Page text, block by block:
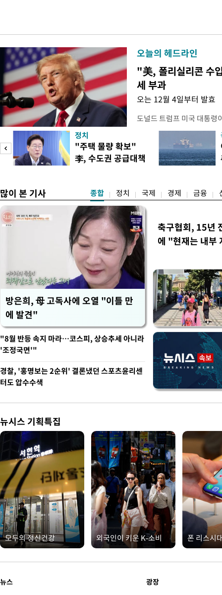
오늘의 헤드라인
"美, 폴리실리콘 수
세 부과
오는 12월 4일부터 발효
도널드 트럼프 미국 대통령
콘 산업과 공급망을 보호
대통령은 6일(현지 시간)
품 수입에 최저 수입가격제
15%의 종가 관세를 부과
러
정치
"주택 물량 확보"
李, 수도권 공급대책
많이 본 기사 종합 정치 국제 경제 금융
방은희, 母 고독사에 오열 "이틀 만
에 발견"
축구협회, 15년
에 "현재는 내부
"8월 반등 속지 마라…코스피, 상승추세 아니라
'조정국면'"
경찰, '홍명보는 2순위' 결론냈던 스포츠윤리센
터도 압수수색
뉴시스 기획특집
모두의 정신건강 외국인이 키운 K-소비 폰 리스시
뉴스 광장